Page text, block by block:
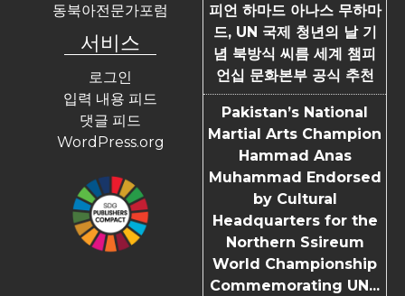
동북아전문가포럼
서비스
로그인
입력 내용 피드
댓글 피드
WordPress.org
피언 하마드 아나스 무하마
드, UN 국제 청년의 날 기
념 북방식 씨름 세계 챔피
언십 문화본부 공식 추천
Pakistan’s National
Martial Arts Champion
Hammad Anas
Muhammad Endorsed
by Cultural
Headquarters for the
Northern Ssireum
World Championship
Commemorating UN...